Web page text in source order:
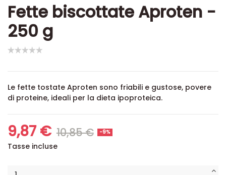
Fette biscottate Aproten -
250 g
Le fette tostate Aproten sono friabili e gustose, povere
di proteine, ideali per la dieta ipoproteica.
9,87 € 10,85 € -9%
Tasse incluse